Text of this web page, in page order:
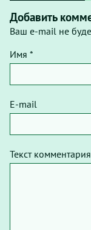
Добавить
Ваш e-mail не
Имя *
E-mail
Текст